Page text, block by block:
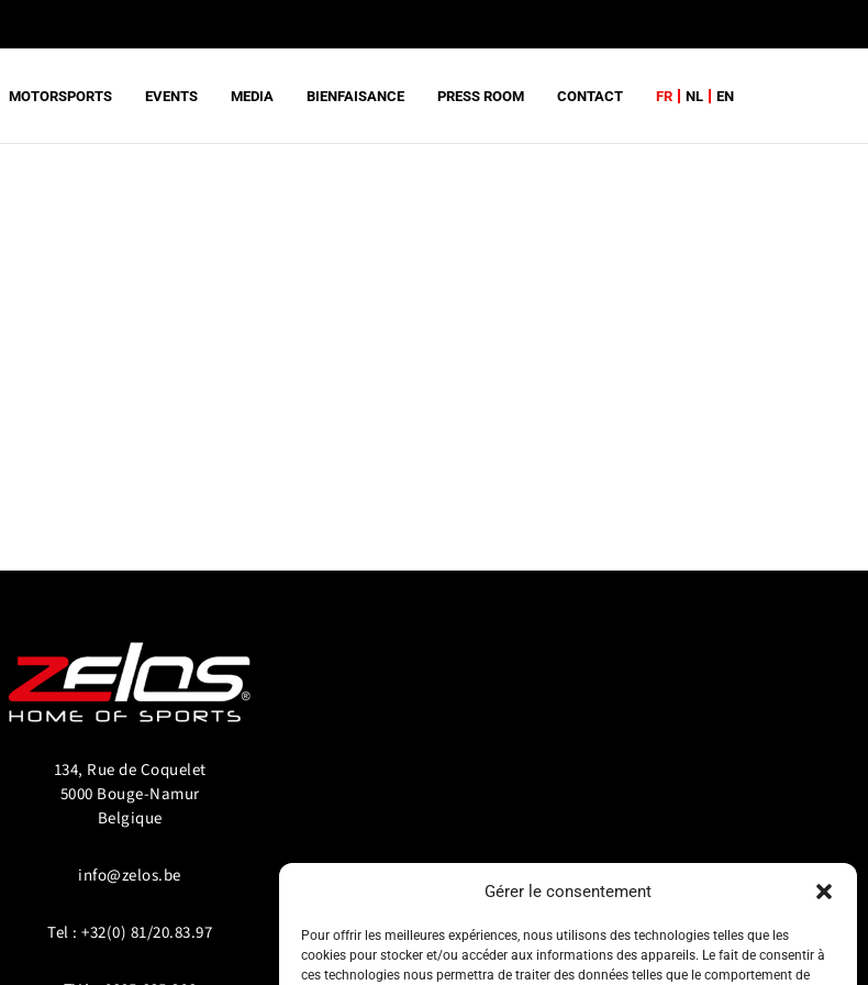
Gérer le consentement
Pour offrir les meilleures expériences, nous utilisons des technologies telles que les
cookies pour stocker et/ou accéder aux informations des appareils. Le fait de consentir à
ces technologies nous permettra de traiter des données telles que le comportement de
MOTORSPORTS EVENTS MEDIA BIENFAISANCE PRESS ROOM CONTACT FR NL EN
134, Rue de Coquelet
5000 Bouge-Namur
Belgique
info@zelos.be
Tel : +32(0) 81/20.83.97